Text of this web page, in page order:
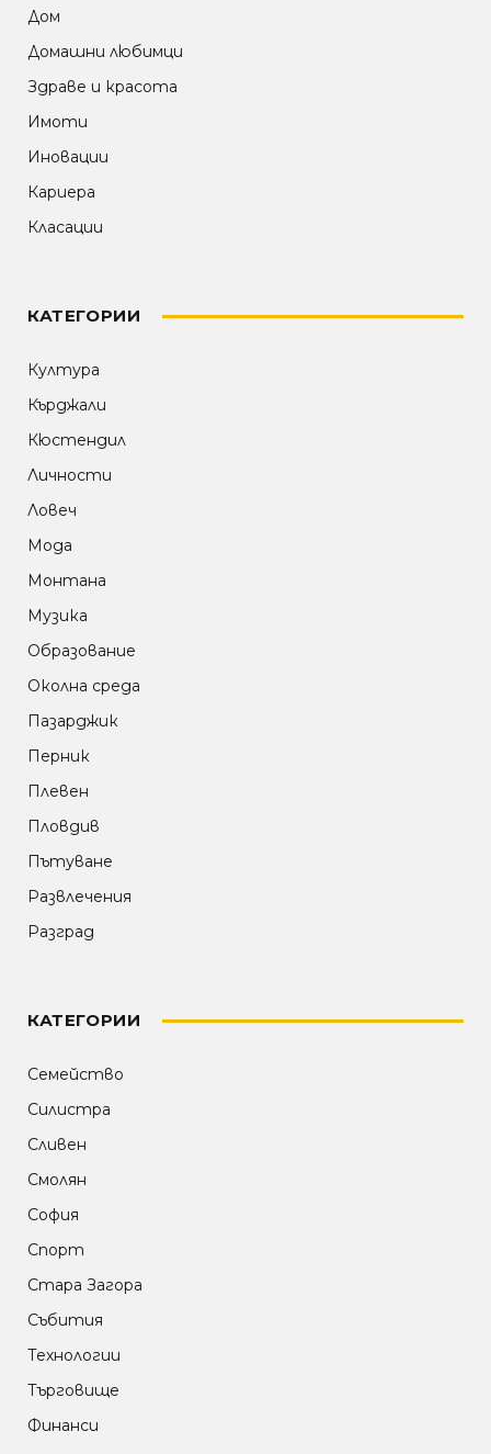
Дом
Домашни любимци
Здраве и красота
Имоти
Иновации
Кариера
Класации
КАТЕГОРИИ
Култура
Кърджали
Кюстендил
Личности
Ловеч
Мода
Монтана
Музика
Образование
Околна среда
Пазарджик
Перник
Плевен
Пловдив
Пътуване
Развлечения
Разград
КАТЕГОРИИ
Семейство
Силистра
Сливен
Смолян
София
Спорт
Стара Загора
Събития
Технологии
Търговище
Финанси